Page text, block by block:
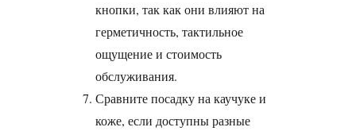
кнопки, так как они влияют на
герметичность, тактильное
ощущение и стоимость
обслуживания.
Сравните посадку на каучуке и
коже, если доступны разные